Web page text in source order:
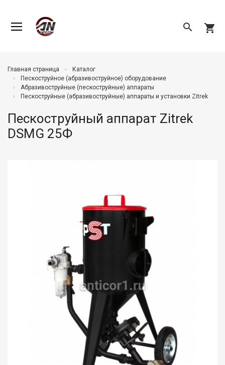
search shopping_cart
Главная страница
Каталог
Пескоструйное (абразивоструйное) оборудование
Абразивоструйные (пескоструйные) аппараты
Пескоструйные (абразивоструйные) аппараты и установки Zitrek
Пескоструйный аппарат Zitrek
DSMG 25Ф